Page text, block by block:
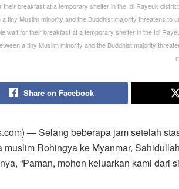
their breakfast at a temporary shelter in the Idi Rayeuk
tiny Muslim minority and the Buddhist majority threatens to
wait for their breakfast at a temporary shelter in the Idi
a tiny Muslim minority and the Buddhist majority
Share on Facebook
— Selang beberapa jam setelah
muslim Rohingya ke Myanmar,
“Paman, mohon keluarkan kami dari